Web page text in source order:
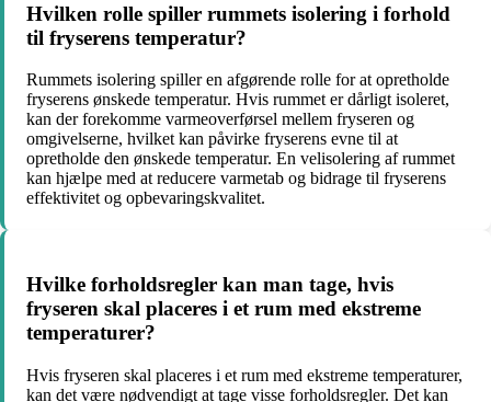
Hvilken rolle spiller rummets isolering i forhold
til fryserens temperatur?
Rummets isolering spiller en afgørende rolle for at opretholde
fryserens ønskede temperatur. Hvis rummet er dårligt isoleret,
kan der forekomme varmeoverførsel mellem fryseren og
omgivelserne, hvilket kan påvirke fryserens evne til at
opretholde den ønskede temperatur. En velisolering af rummet
kan hjælpe med at reducere varmetab og bidrage til fryserens
effektivitet og opbevaringskvalitet.
Hvilke forholdsregler kan man tage, hvis
fryseren skal placeres i et rum med ekstreme
temperaturer?
Hvis fryseren skal placeres i et rum med ekstreme temperaturer,
kan det være nødvendigt at tage visse forholdsregler. Det kan